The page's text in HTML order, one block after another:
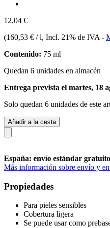
12,04 €
(160,53 € / l, Incl. 21% de IVA -
Contenido: 75 ml
Quedan 6 unidades en almacén
Entrega prevista el martes, 18
Solo quedan 6 unidades de este
Añadir a la cesta
España: envío estándar gratuito
Más información sobre envío y
Propiedades
Para pieles sensibles
Cobertura ligera
Se puede usar como